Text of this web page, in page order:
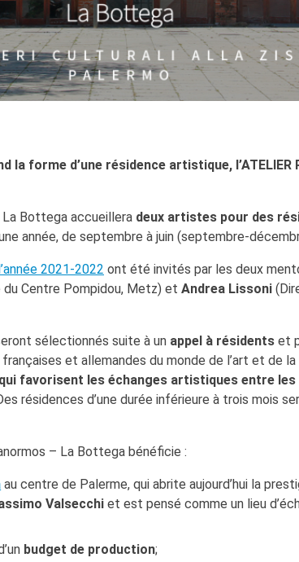
la forme d’une résidence artistique, l’ATELIER
La Bottega accueillera deux artistes pour des
année, de septembre à juin (septembre-
2021-2022 ont été invités par les deux
Centre Pompidou, Metz) et Andrea Lissoni
sélectionnés suite à un appel à résidents et
et allemandes du monde de l’art et de
favorisent les échanges artistiques entre les
résidences d’une durée inférieure à trois mois
– La Bottega bénéficie :
au centre de Palerme, qui abrite aujourd’hui la
Valsecchi et est pensé comme un lieu
budget de production;